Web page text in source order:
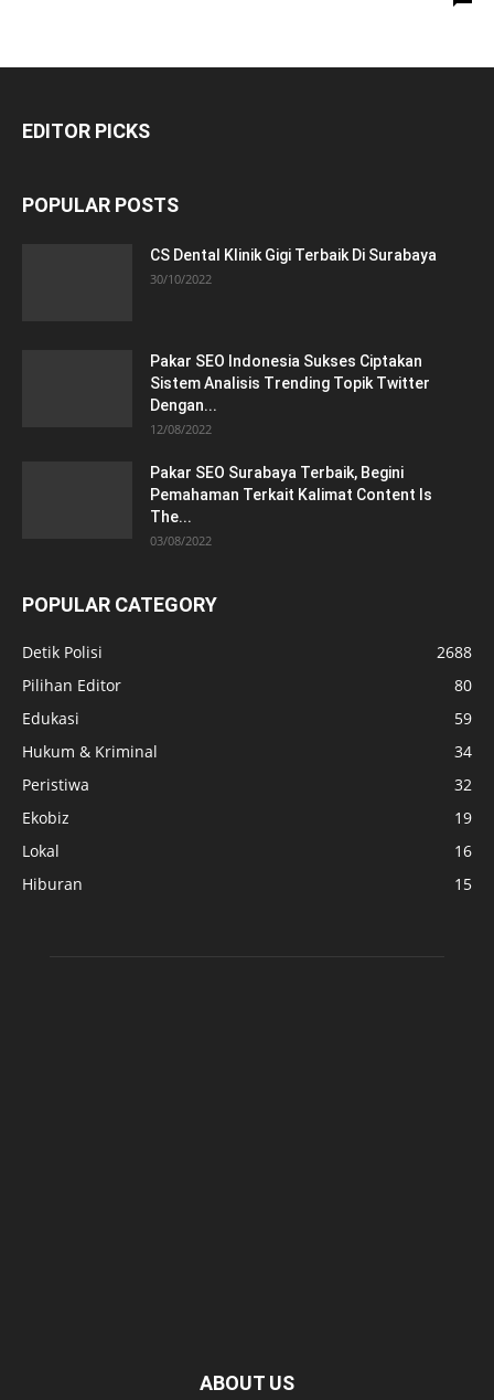
EDITOR PICKS
POPULAR POSTS
CS Dental Klinik Gigi Terbaik Di Surabaya
30/10/2022
Pakar SEO Indonesia Sukses Ciptakan
Sistem Analisis Trending Topik Twitter
Dengan...
12/08/2022
Pakar SEO Surabaya Terbaik, Begini
Pemahaman Terkait Kalimat Content Is
The...
03/08/2022
POPULAR CATEGORY
Detik Polisi
2688
Pilihan Editor
80
Edukasi
59
Hukum & Kriminal
34
Peristiwa
32
Ekobiz
19
Lokal
16
Hiburan
15
ABOUT US